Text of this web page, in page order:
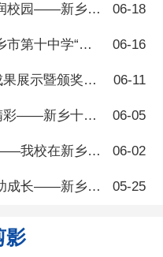
专题健康讲座，本次活动面
副校长、河南医药大学一附
。 讲座开篇，王医师向
BMI自测标准，让大家学会
单判断自身体重状况。他指
是慢性代谢疾病，会从体
康多方面危害青少年成长，
病风险。 现场同学们反
热烈，大家对照BMI标准互
的节日·端午节”主题活动 06-18
级足球联赛圆满落幕 06-16
乡市第十中学圆满落幕 06-11
级篮球联赛圆满结束 06-05
诗文朗诵活动中斩获佳绩 06-02
动进农庄”活动顺利开展 05-25
影